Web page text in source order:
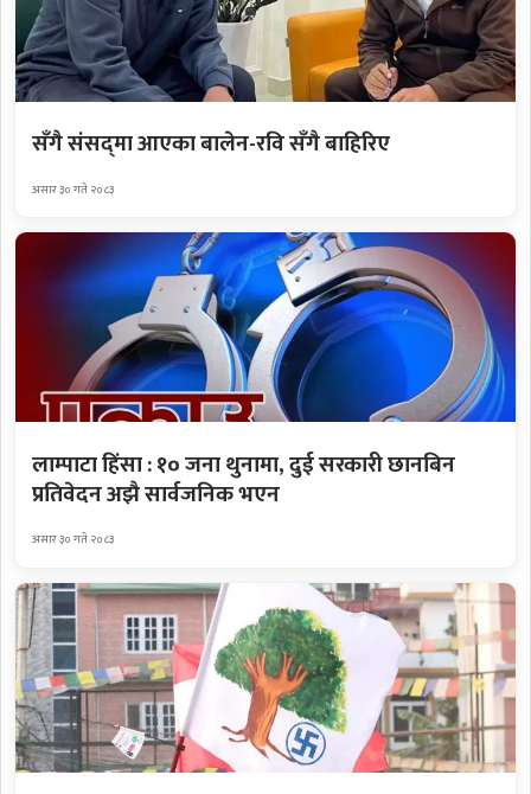
सँगै संसद्‌मा आएका बालेन-रवि सँगै बाहिरिए
असार ३० गते २०८३
लाम्पाटा हिंसा : १० जना थुनामा, दुई सरकारी छानबिन
प्रतिवेदन अझै सार्वजनिक भएन
असार ३० गते २०८३